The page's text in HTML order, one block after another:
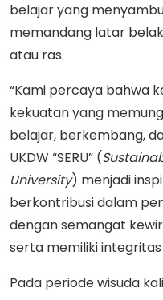
belajar yang
memandang latar
atau ras.
“Kami percaya bahwa
kekuatan yang
belajar, berkembang,
UKDW “SERU” (
University) menjadi
berkontribusi dalam
dengan semangat
serta memiliki integritas
Pada periode wisuda